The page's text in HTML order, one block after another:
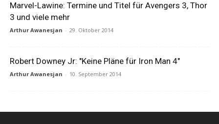
Marvel-Lawine: Termine und Titel für Avengers 3, Thor
3 und viele mehr
Arthur Awanesjan - 29. Oktober 2014
Robert Downey Jr: "Keine Pläne für Iron Man 4"
Arthur Awanesjan - 10. September 2014